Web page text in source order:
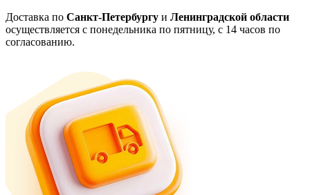
Доставка по Санкт-Петербургу и Ленинградской области
осуществляется с понедельника по пятницу, с 14 часов по
согласованию.